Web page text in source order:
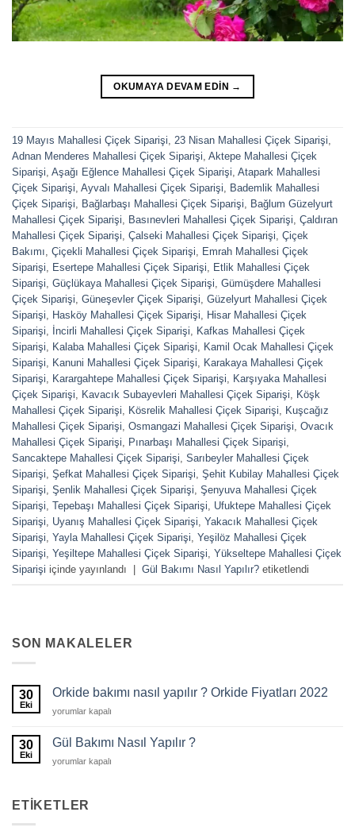
OKUMAYA DEVAM EDIN →
19 Mayıs Mahallesi Çiçek Siparişi, 23 Nisan Mahallesi Çiçek Siparişi,
Adnan Menderes Mahallesi Çiçek Siparişi, Aktepe Mahallesi Çiçek
Siparişi, Aşağı Eğlence Mahallesi Çiçek Siparişi, Atapark Mahallesi
Çiçek Siparişi, Ayvalı Mahallesi Çiçek Siparişi, Bademlik Mahallesi
Çiçek Siparişi, Bağlarbaşı Mahallesi Çiçek Siparişi, Bağlum Güzelyurt
Mahallesi Çiçek Siparişi, Basınevleri Mahallesi Çiçek Siparişi, Çaldıran
Mahallesi Çiçek Siparişi, Çalseki Mahallesi Çiçek Siparişi, Çiçek
Bakımı, Çiçekli Mahallesi Çiçek Siparişi, Emrah Mahallesi Çiçek
Siparişi, Esertepe Mahallesi Çiçek Siparişi, Etlik Mahallesi Çiçek
Siparişi, Güçlükaya Mahallesi Çiçek Siparişi, Gümüşdere Mahallesi
Çiçek Siparişi, Güneşevler Çiçek Siparişi, Güzelyurt Mahallesi Çiçek
Siparişi, Hasköy Mahallesi Çiçek Siparişi, Hisar Mahallesi Çiçek
Siparişi, İncirli Mahallesi Çiçek Siparişi, Kafkas Mahallesi Çiçek
Siparişi, Kalaba Mahallesi Çiçek Siparişi, Kamil Ocak Mahallesi Çiçek
Siparişi, Kanuni Mahallesi Çiçek Siparişi, Karakaya Mahallesi Çiçek
Siparişi, Karargahtepe Mahallesi Çiçek Siparişi, Karşıyaka Mahallesi
Çiçek Siparişi, Kavacık Subayevleri Mahallesi Çiçek Siparişi, Köşk
Mahallesi Çiçek Siparişi, Kösrelik Mahallesi Çiçek Siparişi, Kuşcağız
Mahallesi Çiçek Siparişi, Osmangazi Mahallesi Çiçek Siparişi, Ovacık
Mahallesi Çiçek Siparişi, Pınarbaşı Mahallesi Çiçek Siparişi,
Sancaktepe Mahallesi Çiçek Siparişi, Sarıbeyler Mahallesi Çiçek
Siparişi, Şefkat Mahallesi Çiçek Siparişi, Şehit Kubilay Mahallesi Çiçek
Siparişi, Şenlik Mahallesi Çiçek Siparişi, Şenyuva Mahallesi Çiçek
Siparişi, Tepebaşı Mahallesi Çiçek Siparişi, Ufuktepe Mahallesi Çiçek
Siparişi, Uyanış Mahallesi Çiçek Siparişi, Yakacık Mahallesi Çiçek
Siparişi, Yayla Mahallesi Çiçek Siparişi, Yeşilöz Mahallesi Çiçek
Siparişi, Yeşiltepe Mahallesi Çiçek Siparişi, Yükseltepe Mahallesi Çiçek
Siparişi içinde yayınlandı Gül Bakımı Nasıl Yapılır? etiketlendi
SON MAKALELER
30
Eki
Orkide bakımı nasıl yapılır ? Orkide Fiyatları 2022
Orkide
nasıl
?
2022
yorumlar kapalı
30
Eki
Gül Bakımı Nasıl Yapılır ?
Gül
Yapılır
yorumlar kapalı
ETIKETLER